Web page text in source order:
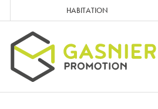
HABITATION